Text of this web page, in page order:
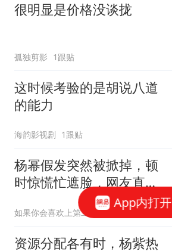
很明显是价格没谈拢
孤独剪影 1跟贴
这时候考验的是胡说八道
的能力
海韵影视剧 1跟贴
杨幂假发突然被掀掉，顿
时惊慌忙遮脸，网友直
言：发际线刷新了
如果你会喜欢上第二个人
资源分配各有时，杨紫热
App内打开